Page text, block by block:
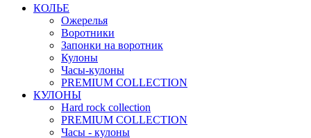
КОЛЬЕ
Ожерелья
Воротники
Запонки на воротник
Кулоны
Часы-кулоны
PREMIUM COLLECTION
КУЛОНЫ
Hard rock collection
PREMIUM COLLECTION
Часы - кулоны